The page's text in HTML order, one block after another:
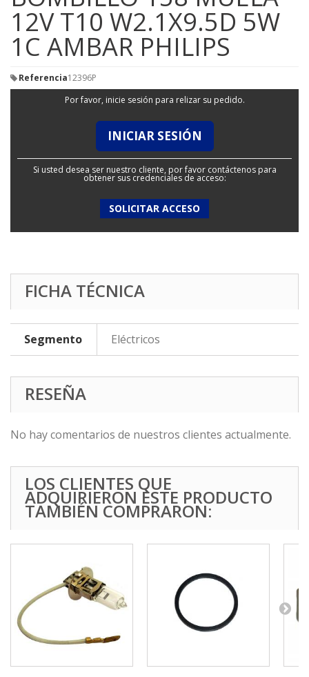
12V T10 W2.1X9.5D 5W
1C AMBAR PHILIPS
Referencia12396P
Por favor, inicie sesión para relizar su pedido.
INICIAR SESIÓN
Si usted desea ser nuestro cliente, por favor contáctenos para
obtener sus credenciales de acceso:
SOLICITAR ACCESO
FICHA TÉCNICA
Segmento Eléctricos
RESEÑA
No hay comentarios de nuestros clientes actualmente.
LOS CLIENTES QUE
ADQUIRIERON ESTE PRODUCTO
TAMBIÉN COMPRARON: